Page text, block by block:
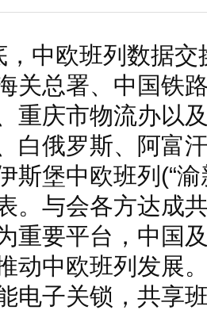
，中欧班列数据
关总署、中国铁
重庆市物流办以
白俄罗斯、阿富
斯堡中欧班列(“渝
。与会各方达成
重要平台，中国
动中欧班列发展
电子关锁，共享